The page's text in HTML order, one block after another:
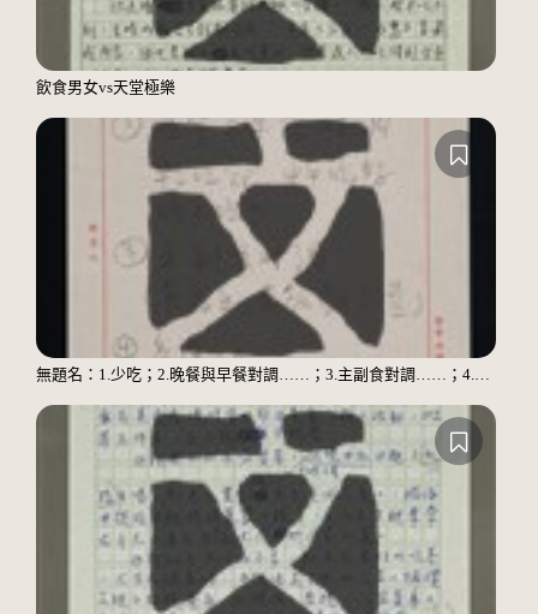
飲食男女vs天堂極樂
無題名：1.少吃；2.晚餐與早餐對調……；3.主副食對調……；4.多運動